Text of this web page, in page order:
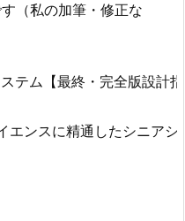
（私の加筆・修正な
テム【最終・完全版設計
エンスに精通したシニア